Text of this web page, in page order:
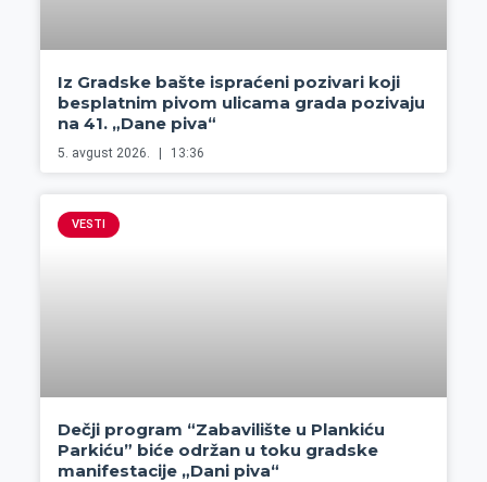
Iz Gradske bašte ispraćeni pozivari koji
besplatnim pivom ulicama grada pozivaju
na 41. „Dane piva“
5. avgust 2026. 13:36
VESTI
Dečji program “Zabavilište u Plankiću
Parkiću” biće održan u toku gradske
manifestacije „Dani piva“